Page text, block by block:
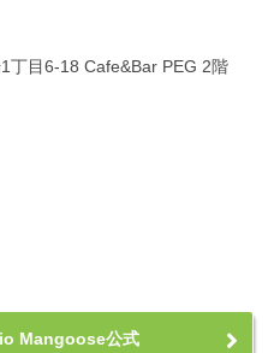
丁目6-18 Cafe&Bar PEG 2階
Mangoose公式